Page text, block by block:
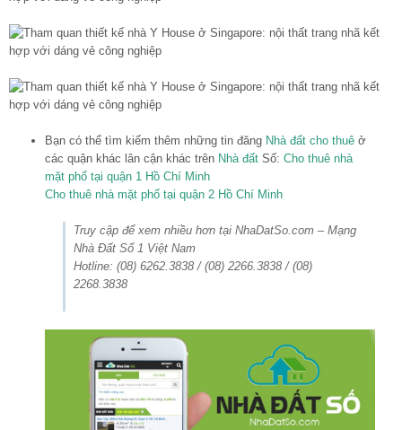
Bạn có thể tìm kiếm thêm những tin đăng Nhà đất cho thuê ở
các quận khác lân cận khác trên Nhà đất Số: Cho thuê nhà
mặt phố tại quận 1 Hồ Chí Minh
Cho thuê nhà mặt phố tại quận 2 Hồ Chí Minh
Truy cập để xem nhiều hơn tại NhaDatSo.com – Mạng
Nhà Đất Số 1 Việt Nam
Hotline: (08) 6262.3838 / (08) 2266.3838 / (08)
2268.3838